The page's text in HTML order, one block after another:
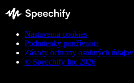
Nastavenia cookies
Podmienky používania
Zásady ochrany osobných údajov
© Speechify Inc 2026